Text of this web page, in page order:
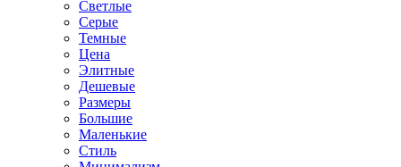
Светлые
Серые
Темные
Цена
Элитные
Дешевые
Размеры
Большие
Маленькие
Стиль